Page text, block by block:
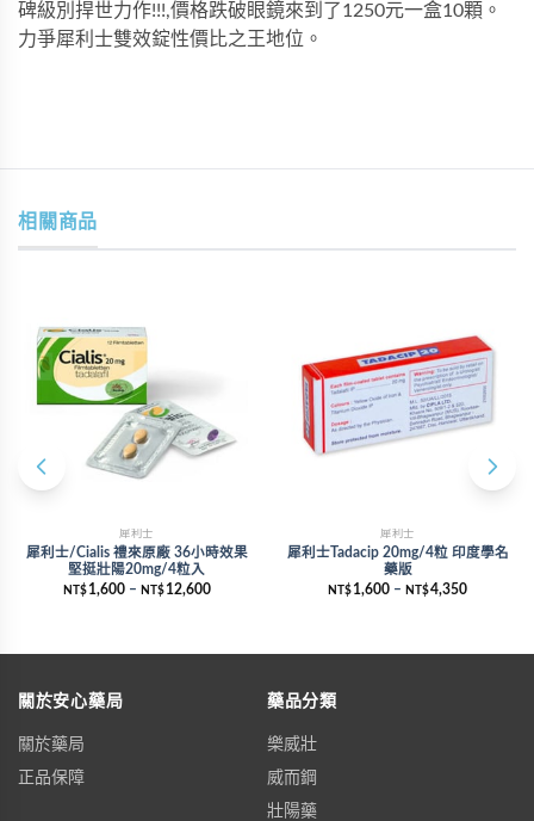
碑級別捍世力作!!!,價格跌破眼鏡來到了1250元一盒10顆。
力爭犀利士雙效錠性價比之王地位。
相關商品
犀利士
犀利士/Cialis 禮來原廠 36小時效果
堅挺壯陽20mg/4粒入
NT$ 1,600– NT$ 12,600
犀利士
犀利士Tadacip 20mg/4粒 印度學名
藥版
NT$ 1,600 – NT$4,350
關於安心藥局
關於藥局
正品保障
藥品分類
樂威壯
威而鋼
壯陽藥